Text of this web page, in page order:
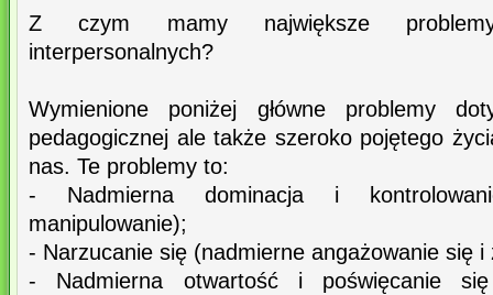
Z czym mamy największe
interpersonalnych?
Wymienione poniżej główne problemy
pedagogicznej ale także szeroko pojętego
nas. Te problemy to:
- Nadmierna dominacja i
manipulowanie);
- Narzucanie się (nadmierne angażowanie się
- Nadmierna otwartość i poświęcanie się